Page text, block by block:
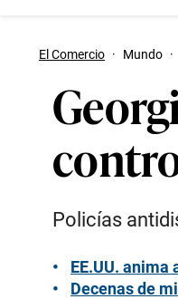
El Comercio · Mundo ·
Policías
EE.UU.
Decenas de